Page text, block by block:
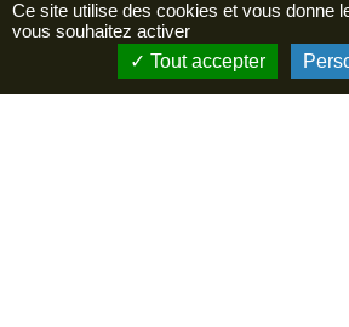
+33 (0)3 23 96 55 10
Menu
Incontournables
Ce site utilise des cookies et vous donne
vous souhaitez activer
Tout accepter